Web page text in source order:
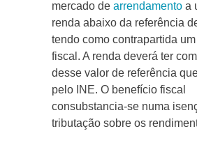
mercado de arrendamento a
renda abaixo da referência
tendo como contrapartida
fiscal. A renda deverá ter
desse valor de referência
pelo INE. O benefício fiscal
consubstancia-se numa
tributação sobre os